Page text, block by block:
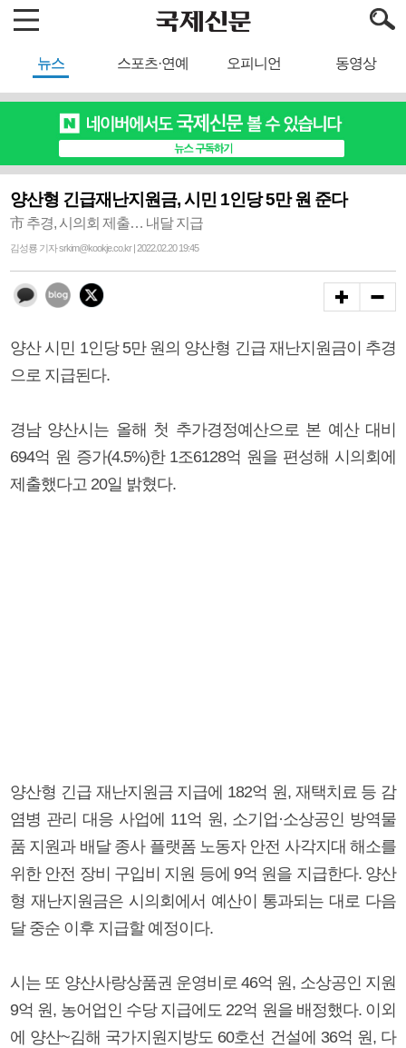
뉴스 스포츠·연예 오피니언 동영상
양산형 긴급재난지원금, 시민 1인당 5만 원 준다
市 추경, 시의회 제출… 내달 지급
김성룡 기자 srkim@kookje.co.kr | 2022.02.20 19:45
양산 시민 1인당 5만 원의 양산형 긴급 재난지원금이 추경
으로 지급된다.
경남 양산시는 올해 첫 추가경정예산으로 본 예산 대비
694억 원 증가(4.5%)한 1조6128억 원을 편성해 시의회에
제출했다고 20일 밝혔다.
양산형 긴급 재난지원금 지급에 182억 원, 재택치료 등 감
염병 관리 대응 사업에 11억 원, 소기업·소상공인 방역물
품 지원과 배달 종사 플랫폼 노동자 안전 사각지대 해소를
위한 안전 장비 구입비 지원 등에 9억 원을 지급한다. 양산
형 재난지원금은 시의회에서 예산이 통과되는 대로 다음
달 중순 이후 지급할 예정이다.
시는 또 양산사랑상품권 운영비로 46억 원, 소상공인 지원
9억 원, 농어업인 수당 지급에도 22억 원을 배정했다. 이외
에 양산~김해 국가지원지방도 60호선 건설에 36억 원, 다